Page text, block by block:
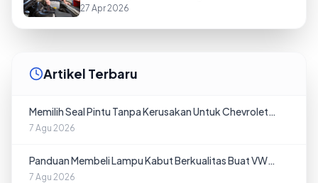
27 Apr 2026
Artikel Terbaru
Memilih Seal Pintu Tanpa Kerusakan Untuk Chevrolet
Bekas di Batam
7 Agu 2026
Panduan Membeli Lampu Kabut Berkualitas Buat VW
Bekas di Lampung
7 Agu 2026